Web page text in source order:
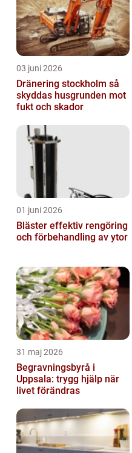
03 juni 2026
Dränering stockholm så
skyddas husgrunden mot
fukt och skador
01 juni 2026
Bläster effektiv rengöring
och förbehandling av ytor
31 maj 2026
Begravningsbyrå i
Uppsala: trygg hjälp när
livet förändras